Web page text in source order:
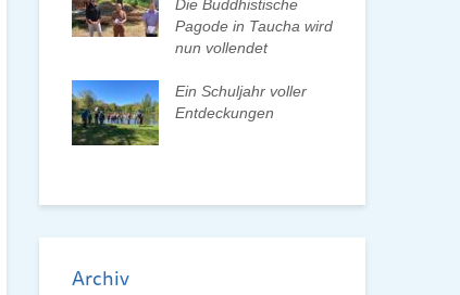
Die Buddhistische
Pagode in Taucha wird
nun vollendet
Ein Schuljahr voller
Entdeckungen
Archiv